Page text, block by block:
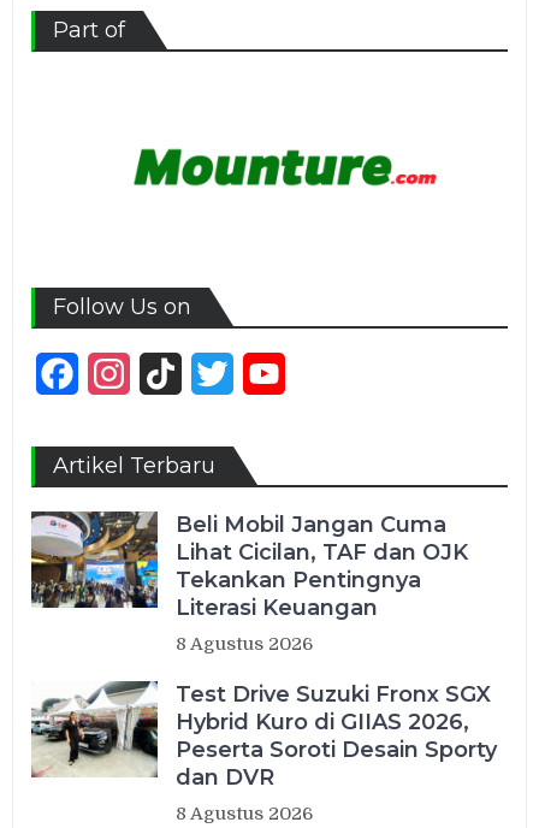
Part of
Follow Us on
FacebookInstagram
TikTok Twitter
Artikel Terbaru
Beli Mobil Jangan Cuma
Lihat Cicilan, TAF dan OJK
Tekankan Pentingnya
Literasi Keuangan
8 Agustus 2026
Test Drive Suzuki Fronx SGX
Hybrid Kuro di GIIAS 2026,
Peserta Soroti Desain Sporty
dan DVR
8 Agustus 2026